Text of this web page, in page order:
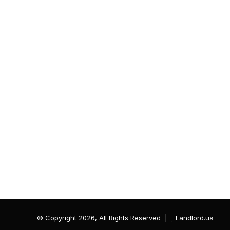
© Copyright 2026, All Rights Reserved | Landlord.ua